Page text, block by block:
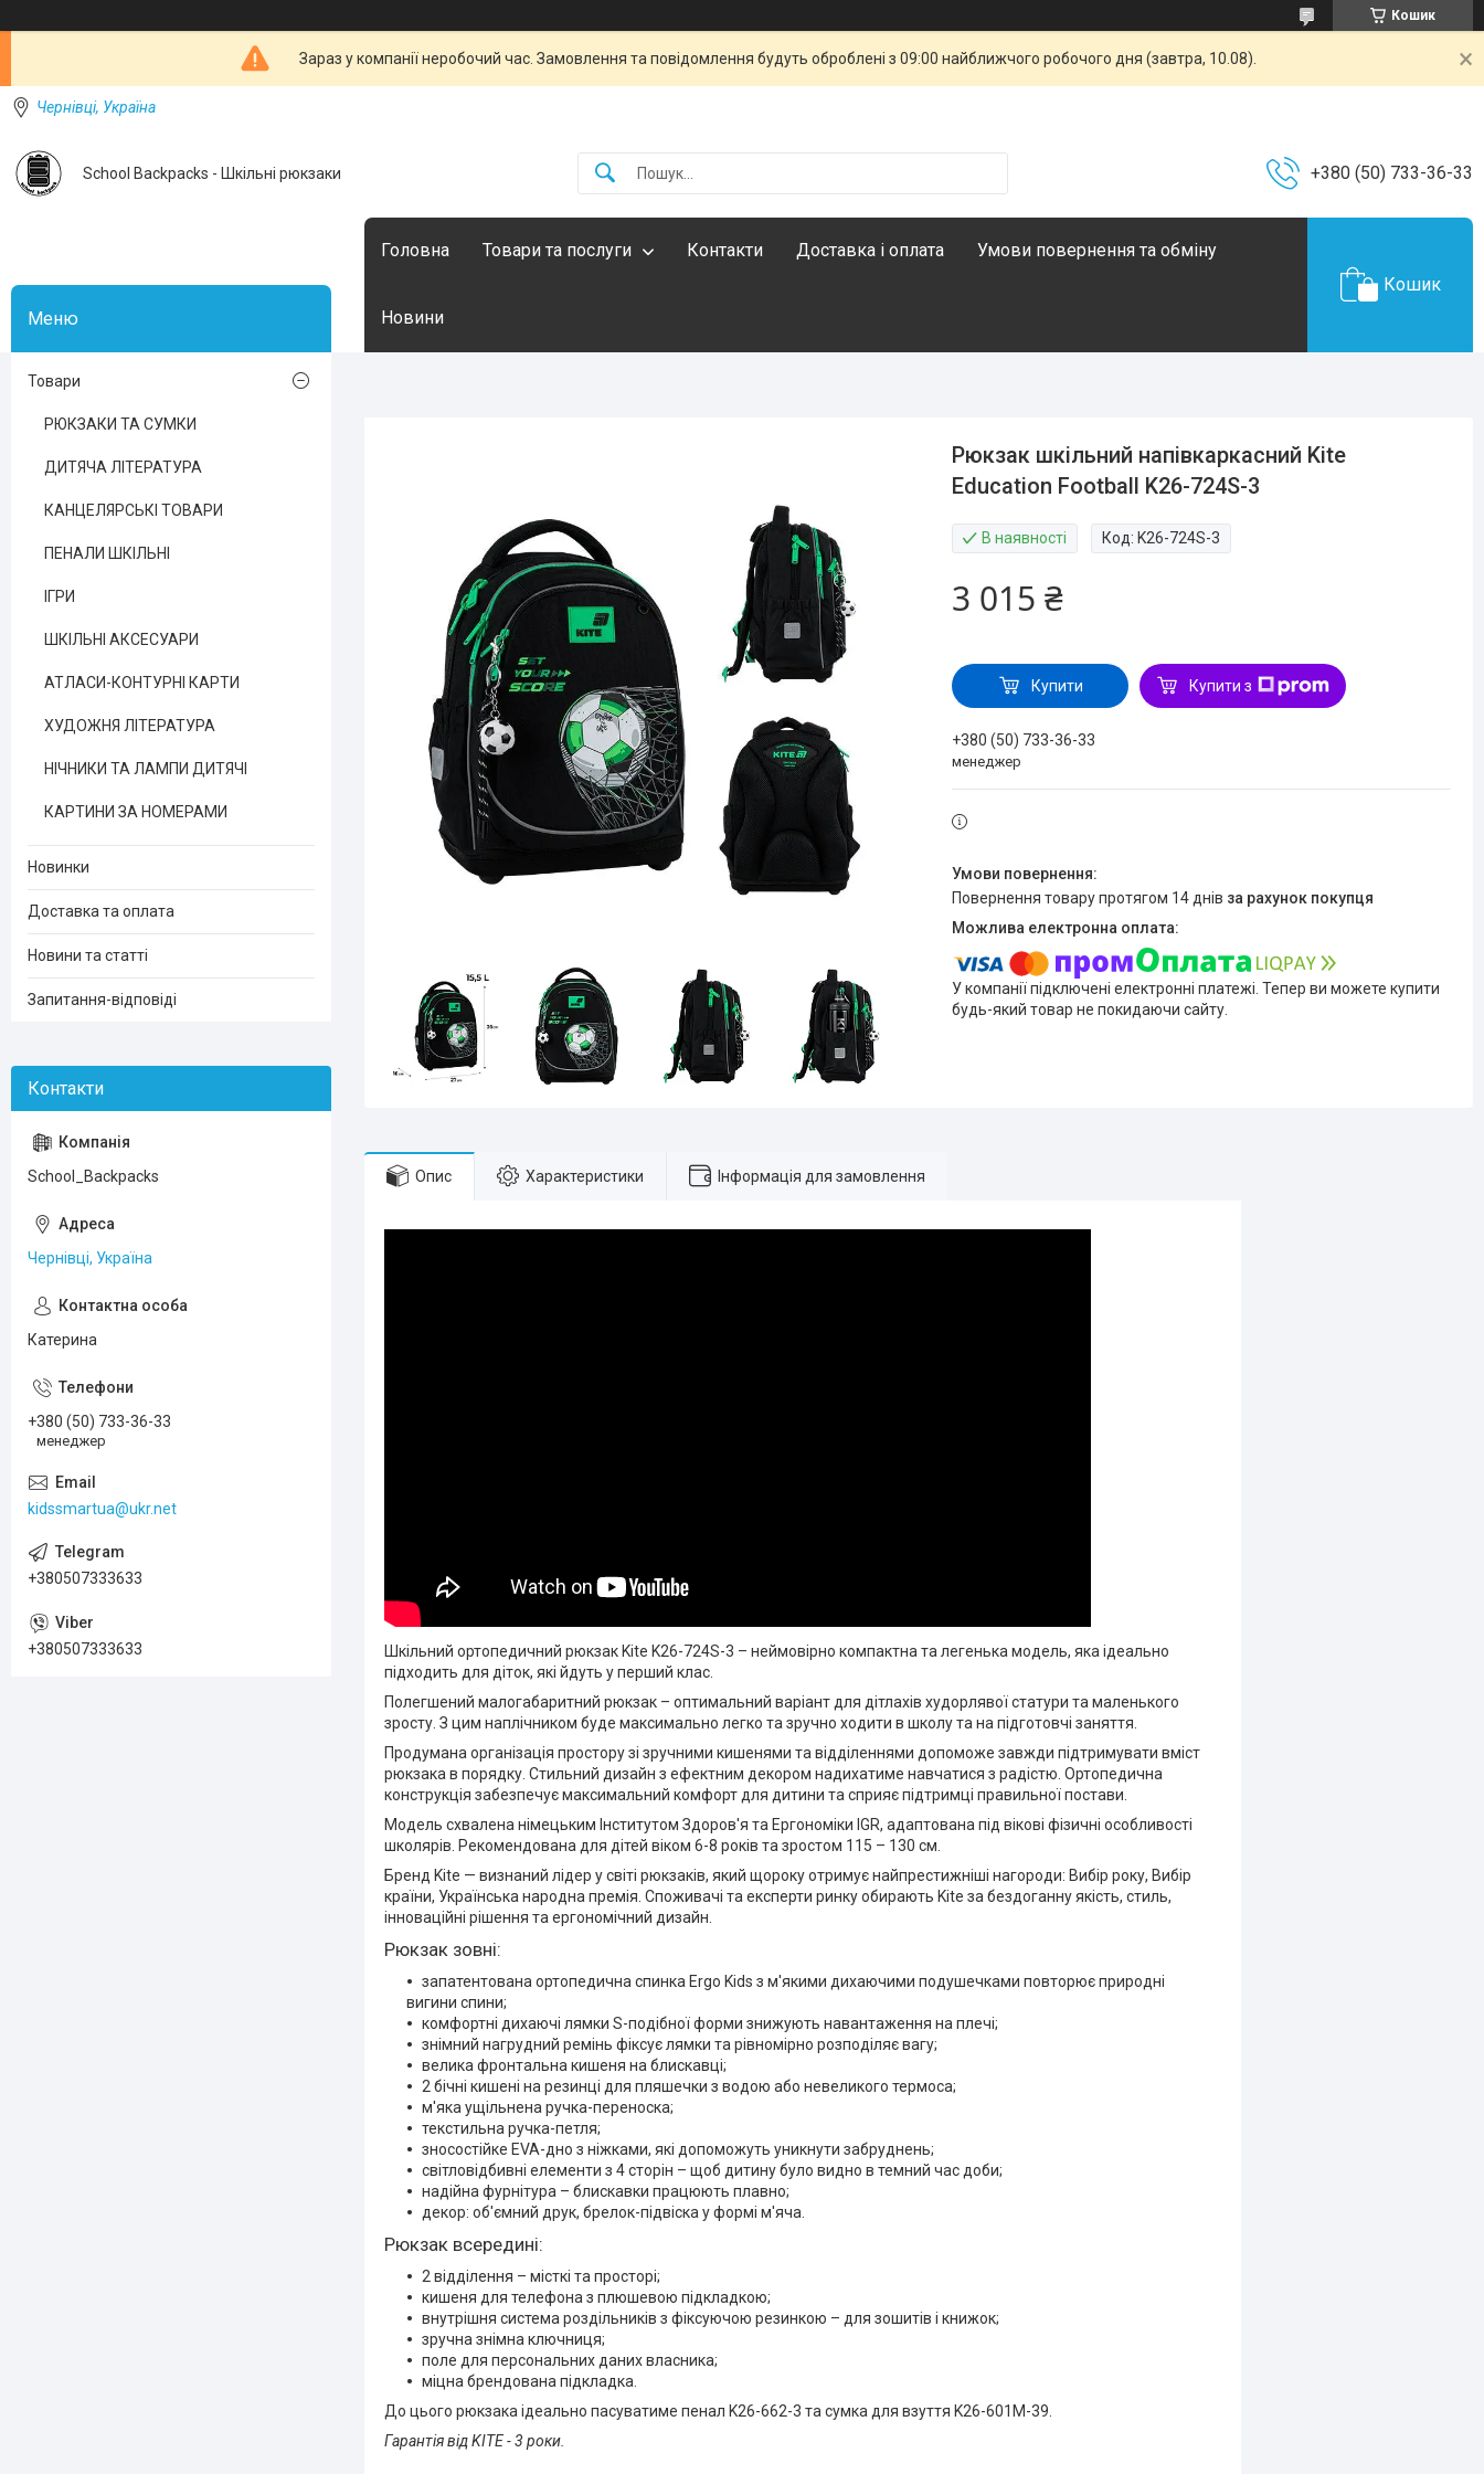
Кошик
Зараз у компанії неробочий час. Замовлення та повідомлення будуть оброблені з 09:00 найближчого робочого дня (завтра, 10.08).
Чернівці, Україна
School Backpacks - Шкільні рюкзаки +380 (50) 733-36-33
Головна Товари та послуги Контакти Доставка і оплата Умови повернення та обміну
Новини
Кошик
Рюкзак шкільний напівкаркасний Kite
Education Football K26-724S-3
В наявності Код: K26-724S-3
3 015 ₴
Купити Купити з
+380 (50) 733-36-33
менеджер
повернення товару протягом 14 днів за рахунок покупця
У компанії підключені електронні платежі. Тепер ви можете купити
будь-який товар не покидаючи сайту.
Опис Характеристики Інформація для замовлення
Шкільний ортопедичний рюкзак Kite K26-724S-3 – неймовірно компактна та легенька модель, яка ідеально
підходить для діток, які йдуть у перший клас.
Полегшений малогабаритний рюкзак – оптимальний варіант для дітлахів худорлявої статури та маленького
зросту. З цим наплічником буде максимально легко та зручно ходити в школу та на підготовчі заняття.
Продумана організація простору зі зручними кишенями та відділеннями допоможе завжди підтримувати вміст
рюкзака в порядку. Стильний дизайн з ефектним декором надихатиме навчатися з радістю. Ортопедична
конструкція забезпечує максимальний комфорт для дитини та сприяє підтримці правильної постави.
Модель схвалена німецьким Інститутом Здоров'я та Ергономіки IGR, адаптована під вікові фізичні особливості
школярів. Рекомендована для дітей віком 6-8 років та зростом 115 – 130 см.
Бренд Kite — визнаний лідер у світі рюкзаків, який щороку отримує найпрестижніші нагороди: Вибір року, Вибір
країни, Українська народна премія. Споживачі та експерти ринку обирають Kite за бездоганну якість, стиль,
інноваційні рішення та ергономічний дизайн.
Рюкзак зовні:
запатентована ортопедична спинка Ergo Kids з м'якими дихаючими подушечками повторює природні
вигини спини;
комфортні дихаючі лямки S-подібної форми знижують навантаження на плечі;
знімний нагрудний ремінь фіксує лямки та рівномірно розподіляє вагу;
велика фронтальна кишеня на блискавці;
2 бічні кишені на резинці для пляшечки з водою або невеликого термоса;
м'яка ущільнена ручка-переноска;
текстильна ручка-петля;
зносостійке EVA-дно з ніжками, які допоможуть уникнути забруднень;
світловідбивні елементи з 4 сторін – щоб дитину було видно в темний час доби;
надійна фурнітура – блискавки працюють плавно;
декор: об'ємний друк, брелок-підвіска у формі м'яча.
Рюкзак всередині:
2 відділення – місткі та просторі;
кишеня для телефона з плюшевою підкладкою;
внутрішня система роздільників з фіксуючою резинкою – для зошитів і книжок;
зручна знімна ключниця;
поле для персональних даних власника;
міцна брендована підкладка.
До цього рюкзака ідеально пасуватиме пенал K26-662-3 та сумка для взуття K26-601M-39.
Гарантія від KITE - 3 роки.
Товари
РЮКЗАКИ ТА СУМКИ
ДИТЯЧА ЛІТЕРАТУРА
КАНЦЕЛЯРСЬКІ ТОВАРИ
ПЕНАЛИ ШКІЛЬНІ
ІГРИ
ШКІЛЬНІ АКСЕСУАРИ
АТЛАСИ-КОНТУРНІ КАРТИ
ХУДОЖНЯ ЛІТЕРАТУРА
НІЧНИКИ ТА ЛАМПИ ДИТЯЧІ
КАРТИНИ ЗА НОМЕРАМИ
Новинки
Доставка та оплата
Новини та статті
Запитання-відповіді
School_Backpacks
Чернівці, Україна
Катерина
+380 (50) 733-36-33
менеджер
kidssmartua@ukr.net
+380507333633
+380507333633